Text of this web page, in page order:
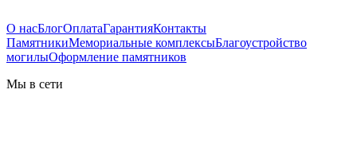
О насБлогОплатаГарантияКонтакты
ПамятникиМемориальные комплексыБлагоустройство
могилыОформление памятников
Мы в сети